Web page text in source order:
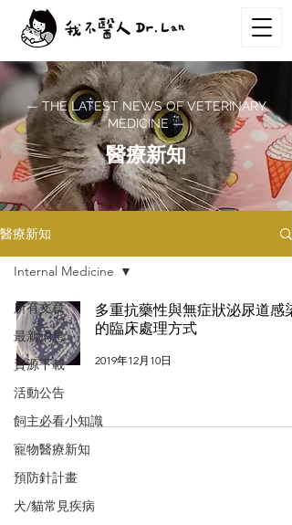
— THE LATEST NEWS OF VETERINARY
MEDICINE —
醫療新知
醫療新知
所有文章
最新消息
資源下載
活動公告
飼主必看小知識
寵物醫療新知
預防針計畫
犬/貓常見疾病
Internal Medicine
多重抗藥性與無症狀泌尿道感染
的臨床處理方式
2019年12月10日